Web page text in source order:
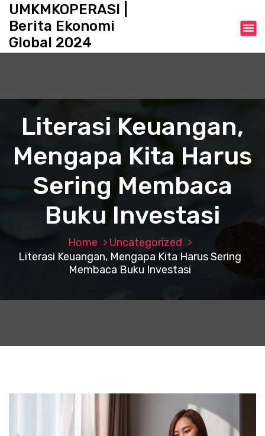
o
UMKMKOPERASI |
Berita Ekonomi
Global 2024
Literasi Keuangan,
Mengapa Kita Harus
Sering Membaca
Buku Investasi
Home
Uncategorized
Literasi Keuangan, Mengapa Kita Harus Sering
Membaca Buku Investasi